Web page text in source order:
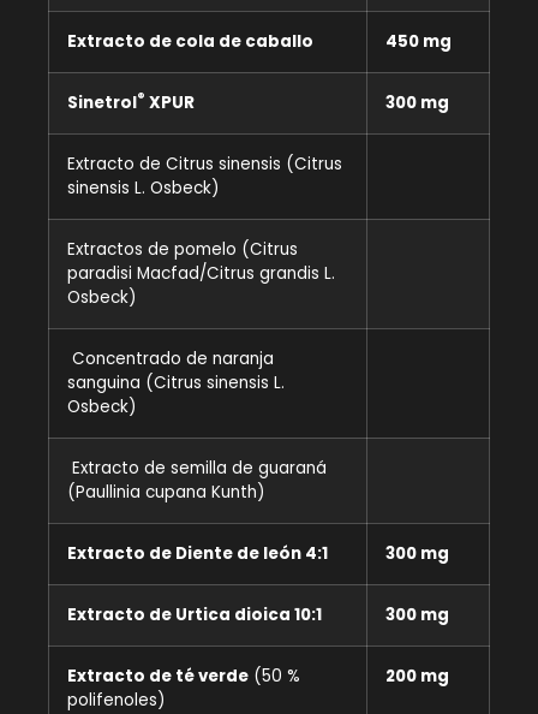
Extracto de cola de caballo 450 mg
Sinetrol® XPUR 300 mg
Extracto de Citrus sinensis (Citrus
sinensis L. Osbeck)
Extractos de pomelo (Citrus
paradisi Macfad/Citrus grandis L.
Osbeck)
Concentrado de naranja
sanguina (Citrus sinensis L.
Osbeck)
Extracto de semilla de guaraná
(Paullinia cupana Kunth)
Extracto de Diente de león 4:1 300 mg
Extracto de Urtica dioica 10:1 300 mg
Extracto de té verde (50 %
polifenoles)
200 mg